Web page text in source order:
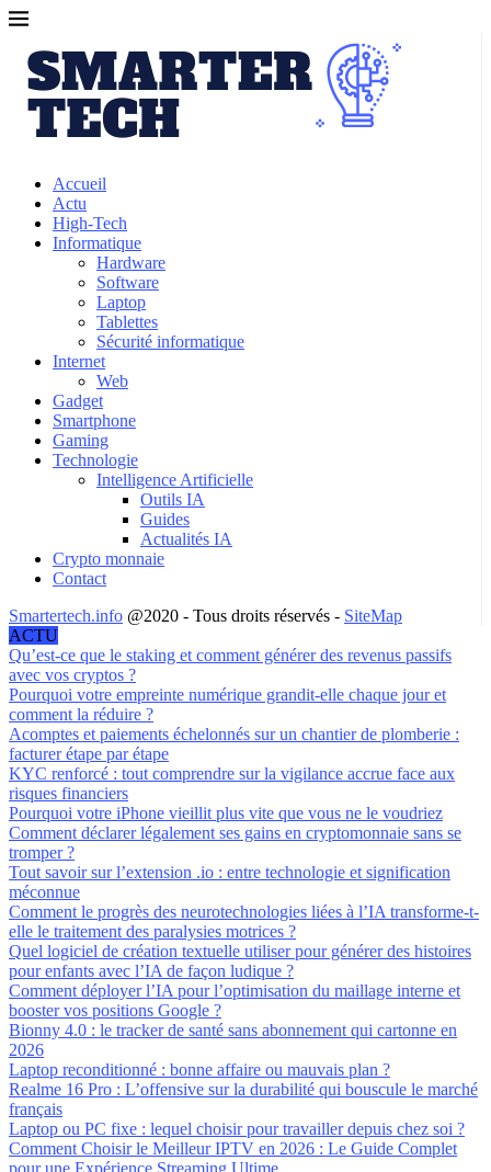
Accueil
Actu
High-Tech
Informatique
Hardware
Software
Laptop
Tablettes
Sécurité informatique
Internet
Web
Gadget
Smartphone
Gaming
Technologie
Intelligence Artificielle
Outils IA
Guides
Actualités IA
Crypto monnaie
Contact
Smartertech.info @2020 - Tous droits réservés - SiteMap
ACTU
Qu’est-ce que le staking et comment générer des revenus passifs
avec vos cryptos ?
Pourquoi votre empreinte numérique grandit-elle chaque jour et
comment la réduire ?
Acomptes et paiements échelonnés sur un chantier de plomberie :
facturer étape par étape
KYC renforcé : tout comprendre sur la vigilance accrue face aux
risques financiers
Pourquoi votre iPhone vieillit plus vite que vous ne le voudriez
Comment déclarer légalement ses gains en cryptomonnaie sans se
tromper ?
Tout savoir sur l’extension .io : entre technologie et signification
méconnue
Comment le progrès des neurotechnologies liées à l’IA transforme-t-
elle le traitement des paralysies motrices ?
Quel logiciel de création textuelle utiliser pour générer des histoires
pour enfants avec l’IA de façon ludique ?
Comment déployer l’IA pour l’optimisation du maillage interne et
booster vos positions Google ?
Bionny 4.0 : le tracker de santé sans abonnement qui cartonne en
2026
Laptop reconditionné : bonne affaire ou mauvais plan ?
Realme 16 Pro : L’offensive sur la durabilité qui bouscule le marché
français
Laptop ou PC fixe : lequel choisir pour travailler depuis chez soi ?
Comment Choisir le Meilleur IPTV en 2026 : Le Guide Complet
pour une Expérience Streaming Ultime